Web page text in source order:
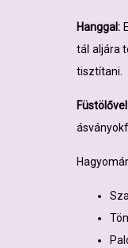
Hanggal:
tál aljára
tisztítani.